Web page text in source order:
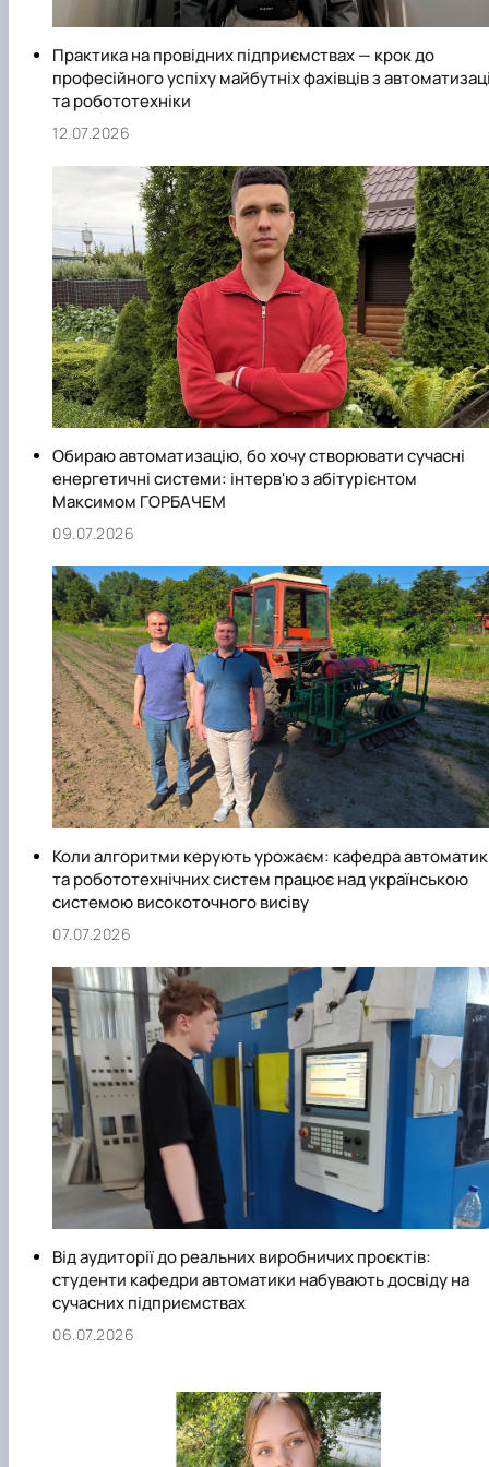
Практика на провідних підприємствах — крок до
професійного успіху майбутніх фахівців з
та робототехніки
12.07.2026
Обираю автоматизацію, бо хочу створювати сучасні
енергетичні системи: інтерв'ю з абітурієнтом
Максимом ГОРБАЧЕМ
09.07.2026
Коли алгоритми керують урожаєм: кафедра
та робототехнічних систем працює над українською
системою високоточного висіву
07.07.2026
Від аудиторії до реальних виробничих проєктів:
студенти кафедри автоматики набувають досвіду на
сучасних підприємствах
06.07.2026